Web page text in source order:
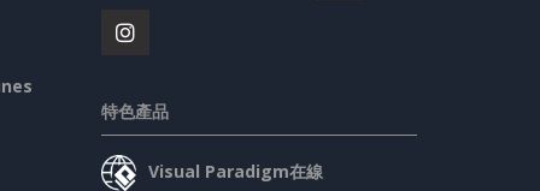
特色產品
Visual Paradigm在線